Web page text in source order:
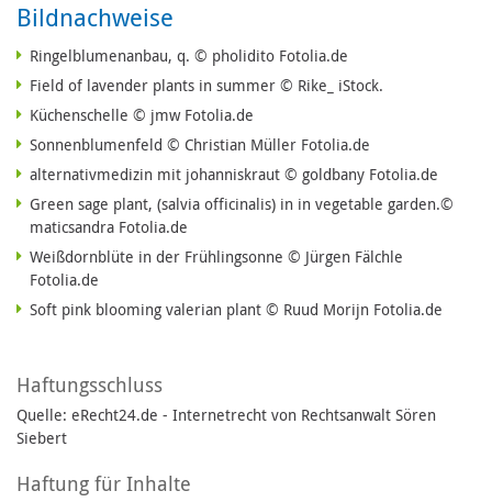
Bildnachweise
Ringelblumenanbau, q. © pholidito Fotolia.de
Field of lavender plants in summer © Rike_ iStock.
Küchenschelle © jmw Fotolia.de
Sonnenblumenfeld © Christian Müller Fotolia.de
alternativmedizin mit johanniskraut © goldbany Fotolia.de
Green sage plant, (salvia officinalis) in in vegetable garden.©
maticsandra Fotolia.de
Weißdornblüte in der Frühlingsonne © Jürgen Fälchle
Fotolia.de
Soft pink blooming valerian plant © Ruud Morijn Fotolia.de
Haftungsschluss
Quelle: eRecht24.de - Internetrecht von Rechtsanwalt Sören
Siebert
Haftung für Inhalte